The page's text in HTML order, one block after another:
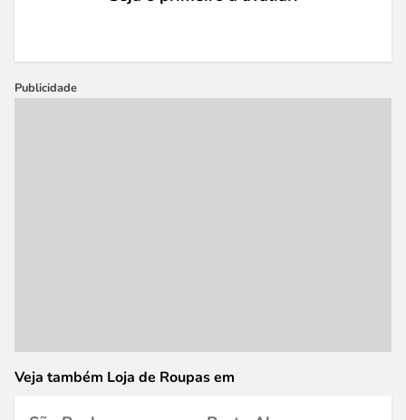
Publicidade
Veja também Loja de Roupas em